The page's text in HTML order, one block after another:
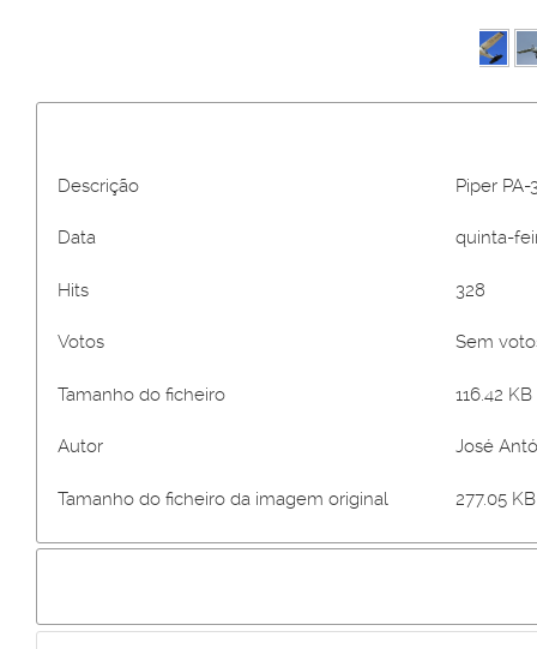
Descrição Piper
Data quinta-
Hits 328
Votos Sem
Tamanho do ficheiro 116.42
Autor José
Tamanho do ficheiro da imagem original 277.05